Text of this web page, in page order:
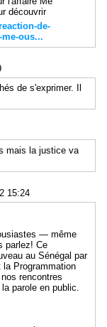
découvrir
de-
ous...
de s'exprimer. Il
mais la justice va
15:24
— même
parlez! Ce
au Sénégal par
la Programmation
rencontres
parole en public.